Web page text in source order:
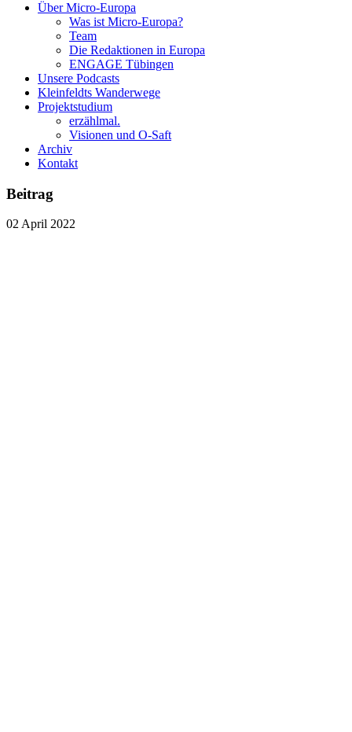
Über Micro-Europa
Was ist Micro-Europa?
Team
Die Redaktionen in Europa
ENGAGE Tübingen
Unsere Podcasts
Kleinfeldts Wanderwege
Projektstudium
erzählmal.
Visionen und O-Saft
Archiv
Kontakt
Beitrag
02April 2022